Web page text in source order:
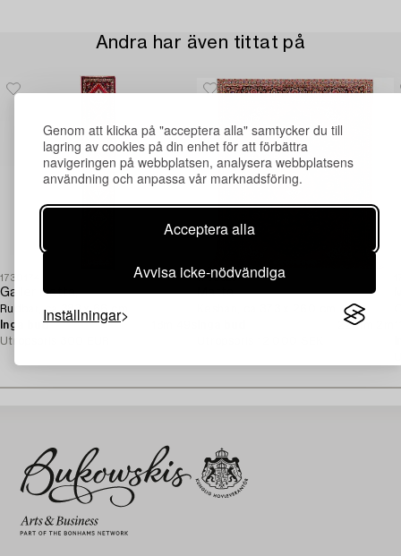
Genom att klicka på "acceptera alla" samtycker du till
lagring av cookies på din enhet för att förbättra
navigeringen på webbplatsen, analysera webbplatsens
användning och anpassa vår marknadsföring.
Acceptera alla
Avvisa icke-nödvändiga
Inställningar
Andra har även tittat på
1730174
Gallerimatta,
Rudbar, ca 383 x 66 cm.
Inga bud
Utropspris
1730629
Matta,
22 tim 2m